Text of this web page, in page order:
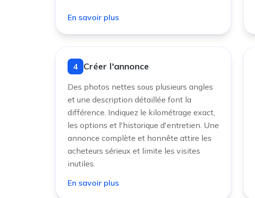
En savoir plus
4 Créer l'annonce
Des photos nettes sous plusieurs angles
et une description détaillée font la
différence. Indiquez le kilométrage exact,
les options et l'historique d'entretien. Une
annonce complète et honnête attire les
acheteurs sérieux et limite les visites
inutiles.
En savoir plus